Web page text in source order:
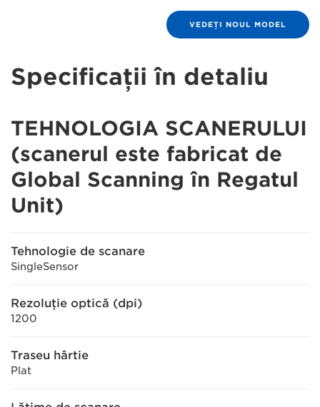
VEDEŢI NOUL MODEL
Specificaţii în detaliu
TEHNOLOGIA SCANERULUI
(scanerul este fabricat de
Global Scanning în Regatul
Unit)
Tehnologie de scanare
SingleSensor
Rezoluţie optică (dpi)
1200
Traseu hârtie
Plat